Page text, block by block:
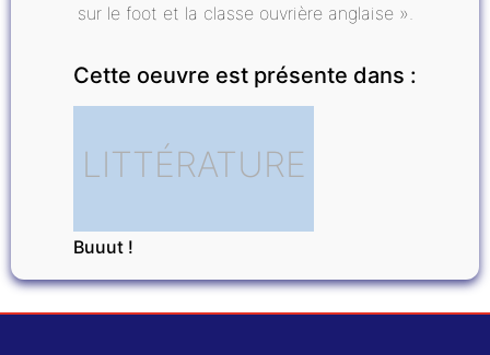
sur le foot et la classe ouvrière anglaise ».
Cette oeuvre est présente dans :
LITTÉRATURE
Buuut !